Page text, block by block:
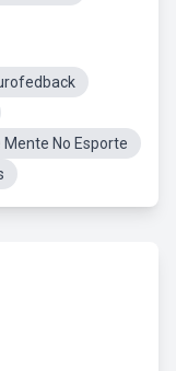
Mente No Esporte